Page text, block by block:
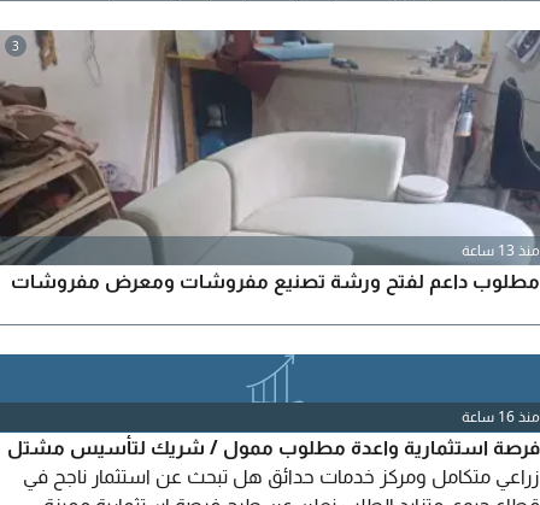
3
منذ 13 ساعة
مطلوب داعم لفتح ورشة تصنيع مفروشات ومعرض مفروشات
منذ 16 ساعة
فرصة استثمارية واعدة مطلوب ممول / شريك لتأسيس مشتل
زراعي متكامل ومركز خدمات حدائق هل تبحث عن استثمار ناجح في